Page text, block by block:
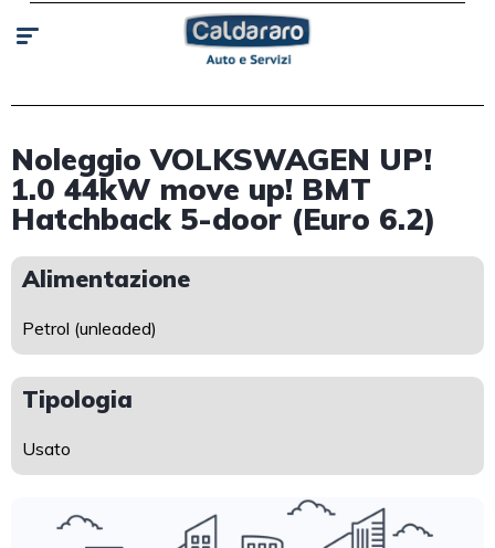
Noleggio VOLKSWAGEN UP!
1.0 44kW move up! BMT
Hatchback 5-door (Euro 6.2)
Alimentazione
Petrol (unleaded)
Tipologia
Usato